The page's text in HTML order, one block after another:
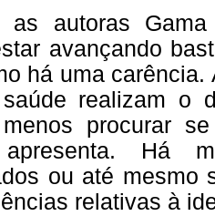
as autoras
avançando
há uma
realizam o
procurar
Há
ou até mesmo
relativas à